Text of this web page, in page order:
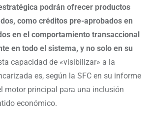
podrán ofrecer productos
como créditos pre-aprobados en
en el comportamiento transaccional
en todo el sistema, y no solo en su
capacidad de «visibilizar» a la
es, según la SFC en su informe
motor principal para una inclusión
económico.